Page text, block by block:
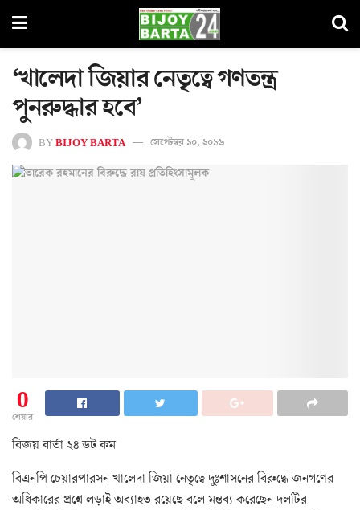
‘খালেদা জিয়ার নেতৃত্বে গণতন্ত্র
পুনরুদ্ধার হবে’
BYBIJOY BARTA সেপ্টেম্বর ১০, ২০১৬
0
শেয়ার
বিজয় বার্তা ২৪ ডট কম
বিএনপি চেয়ারপারসন খালেদা জিয়া নেতৃত্বে দুঃশাসনের বিরুদ্ধে জনগণের
অধিকারের প্রশ্নে লড়াই অব্যাহত রয়েছে বলে মন্তব্য করেছেন দলটির